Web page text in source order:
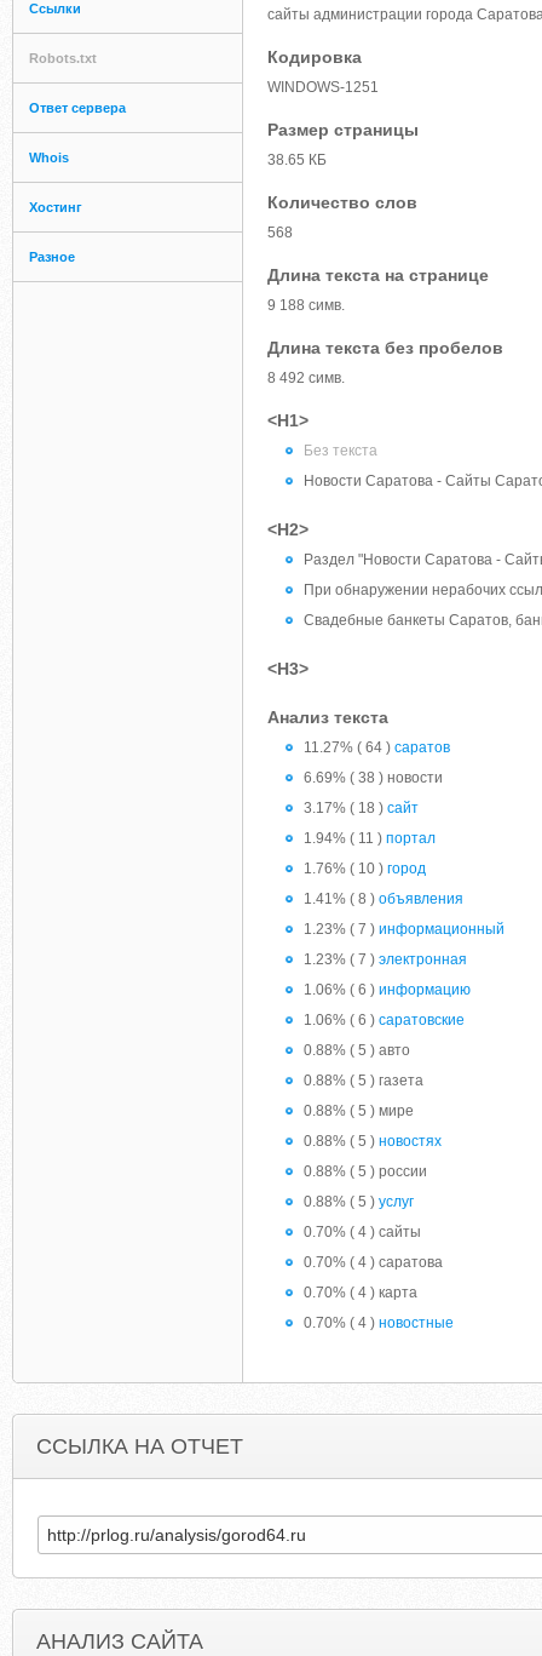
Ссылки
Robots.txt
Ответ сервера
Whois
Хостинг
Разное
сайты администрации города
Кодировка
WINDOWS-1251
Размер страницы
38.65 КБ
Количество слов
568
Длина текста на странице
9 188 симв.
Длина текста без пробелов
8 492 симв.
<H1>
Без текста
Новости Саратова - Cайты
<H2>
Раздел "Новости Саратова -
При обнаружении нерабочих
Свадебные банкеты Саратов,
<H3>
Анализ текста
11.27% ( 64 ) саратов
6.69% ( 38 ) новости
3.17% ( 18 ) сайт
1.94% ( 11 ) портал
1.76% ( 10 ) город
1.41% ( 8 ) объявления
1.23% ( 7 ) информационный
1.23% ( 7 ) электронная
1.06% ( 6 ) информацию
1.06% ( 6 ) саратовские
0.88% ( 5 ) авто
0.88% ( 5 ) газета
0.88% ( 5 ) мире
0.88% ( 5 ) новостях
0.88% ( 5 ) россии
0.88% ( 5 ) услуг
0.70% ( 4 ) cайты
0.70% ( 4 ) cаратова
0.70% ( 4 ) карта
0.70% ( 4 ) новостные
ССЫЛКА НА ОТЧЕТ
АНАЛИЗ САЙТА